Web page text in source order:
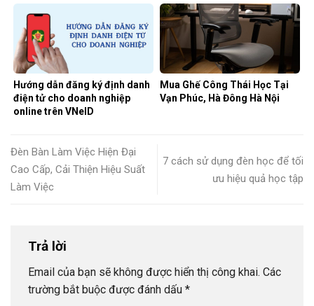
Hướng dẫn đăng ký định danh
điện tử cho doanh nghiệp
online trên VNeID
Mua Ghế Công Thái Học Tại
Vạn Phúc, Hà Đông Hà Nội
Đèn Bàn Làm Việc Hiện Đại
Cao Cấp, Cải Thiện Hiệu Suất
Làm Việc
7 cách sử dụng đèn học để tối
ưu hiệu quả học tập
Trả lời
Email của bạn sẽ không được hiển thị công khai. Các
trường bắt buộc được đánh dấu *